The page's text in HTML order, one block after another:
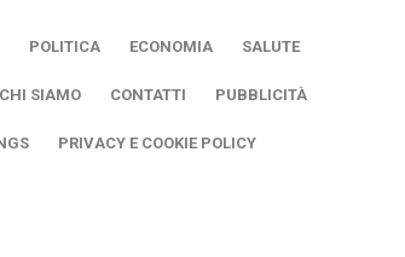
POLITICA ECONOMIA SALUTE
CHI SIAMO CONTATTI PUBBLICITÀ
PRIVACY E COOKIE POLICY